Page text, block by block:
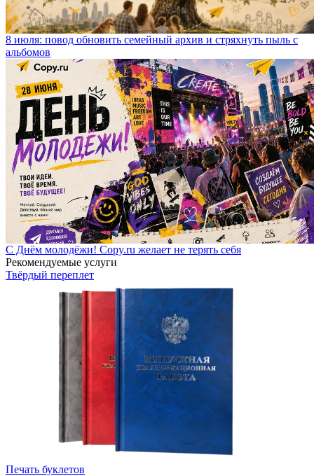
8 июля: повод обновить семейный архив и стряхнуть пыль с
альбомов
С Днём молодёжи! Copy.ru желает не терять себя
Рекомендуемые услуги
Твёрдый переплет
Печать буклетов